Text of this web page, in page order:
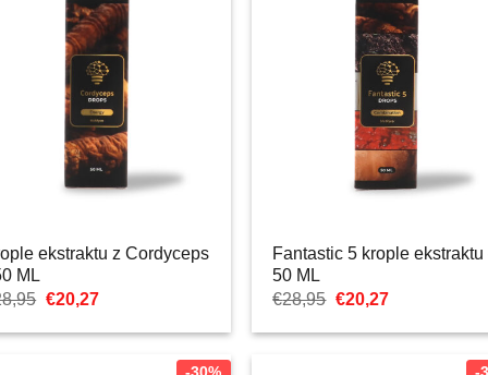
ekstraktu z Cordyceps
ML
Pierwotna
wynosiła:
€20,27Aktualna
€20,27.
Fantastic 5 krople ekstraktu
50 ML
€28,95 Pierwotna
wynosiła:
€20,27Aktualna
€20,27.
-30% -